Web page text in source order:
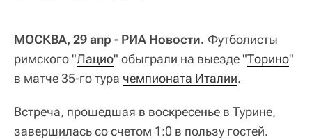
МОСКВА, 29 апр - РИА Новости. Футболисты
римского "Лацио" обыграли на выезде "Торино"
в матче 35-го тура чемпионата Италии.
Встреча, прошедшая в воскресенье в Турине,
завершилась со счетом 1:0 в пользу гостей.